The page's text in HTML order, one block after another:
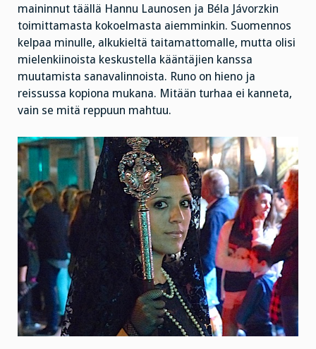
maininnut täällä Hannu Launosen ja Béla Jávorzkin
toimittamasta kokoelmasta aiemminkin. Suomennos
kelpaa minulle, alkukieltä taitamattomalle, mutta olisi
mielenkiinoista keskustella kääntäjien kanssa
muutamista sanavalinnoista. Runo on hieno ja
reissussa kopiona mukana. Mitään turhaa ei kanneta,
vain se mitä reppuun mahtuu.